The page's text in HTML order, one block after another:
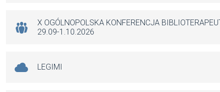
X OGÓLNOPOLSKA KONFERENCJA
29.09-1.10.2026
LEGIMI